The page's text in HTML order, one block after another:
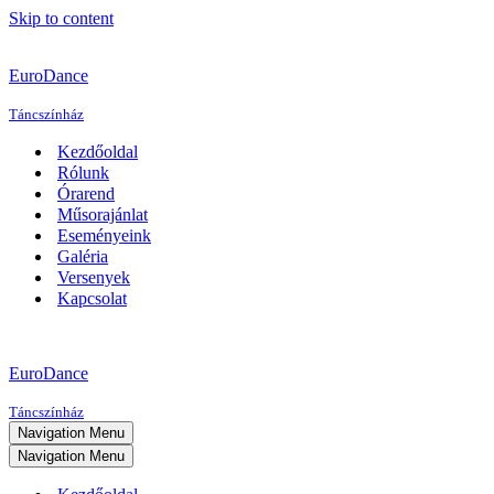
Skip to content
EuroDance
Táncszínház
Kezdőoldal
Rólunk
Órarend
Műsorajánlat
Eseményeink
Galéria
Versenyek
Kapcsolat
EuroDance
Táncszínház
Navigation Menu
Navigation Menu